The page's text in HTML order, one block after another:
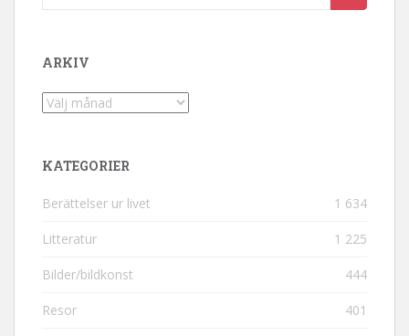
ARKIV
Arkiv
KATEGORIER
Berättelser ur livet 1 634
Litteratur 1 225
Bilder/bildkonst 444
Resor 401